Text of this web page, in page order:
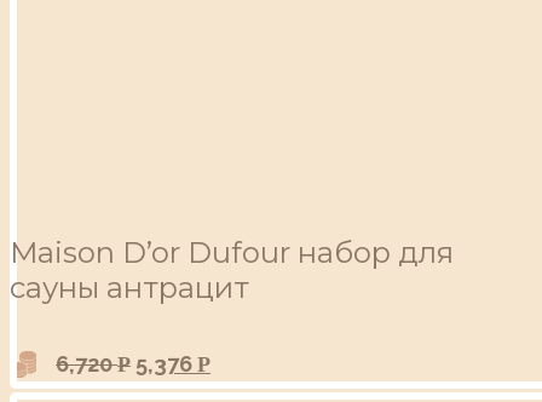
Maison D’or Dufour набор для
сауны антрацит
6,720Р 5,376 Р